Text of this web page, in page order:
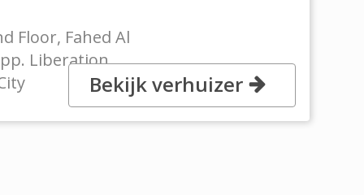
Floor, Fahed Al
Liberation
Bekijk verhuizer